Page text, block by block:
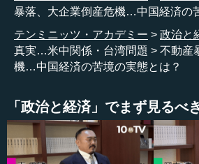
から、こうやって矛盾するようなと
うが今、戦略目標としてより上にな
いうのはどんどんマイナスになって
●中国における不動産暴落の現状
垂 それから、不動産の話ですね。習
たこと自体は、本当はそれほど間違っ
暴落、大企業倒産危機…中国経済の
テンミニッツ・アカデミー
政治と
真実…米中関係・台湾問題
不動産
機…中国経済の苦境の実態とは？
「政治と経済」でまず見るべ